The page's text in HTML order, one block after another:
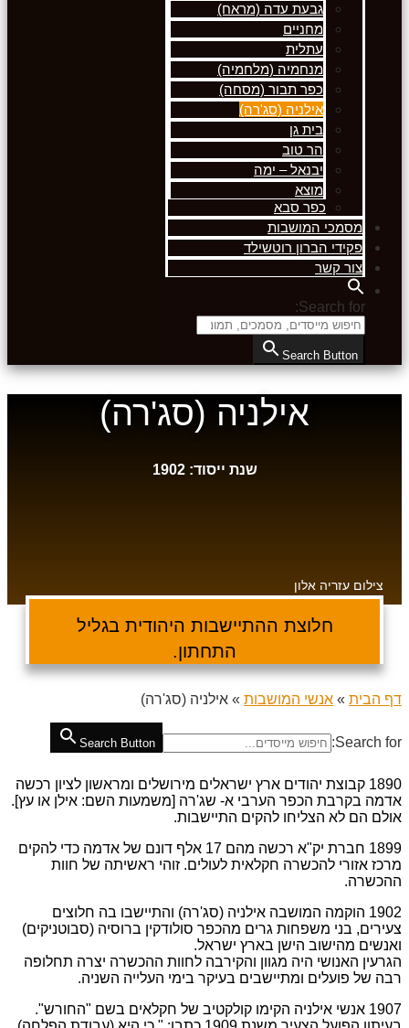
גבעת עדה (מראח)
מחניים
עתלית
מנחמיה (מלחמיה)
כפר תבור (מסחה)
אילניה (סג'רה)
בית גן
הר טוב
יבנאל – ימה
מוצא
כפר סבא
מסמכי המושבות
פקידי הברון רוטשילד
צור קשר
Search for:
Search Button
אילניה (סג'רה)
שנת ייסוד: 1902
צילום עזריה אלון
חלוצת ההתיישבות היהודית בגליל
התחתון.
דף הבית » אנשי המושבות » אילניה (סג'רה)
Search for:
Search Button
1890 קבוצת יהודים ארץ ישראלים מירושלים ומראשון לציון רכשה
אדמה בקרבת הכפר הערבי א- שג'רה [משמעות השם: אילן או עץ].
אולם הם לא הצליחו להקים התיישבות.
1899 חברת יק"א רכשה מהם 17 אלף דונם של אדמה כדי להקים
מרכז אזורי להכשרה חקלאית לעולים. זוהי ראשיתה של חוות
ההכשרה.
1902 הוקמה המושבה אילניה (סג'רה) והתיישבו בה חלוצים
צעירים, בני משפחות גרים מהכפר סולודקין ברוסיה (סבוטניקים)
ואנשים מהישוב הישן בארץ ישראל.
הגרעין האנושי היה מגוון והקירבה לחוות ההכשרה יצרה תחלופה
רבה של פועלים ומתיישבים בעיקר בימי העלייה השניה.
1907 אנשי אילניה הקימו קולקטיב של חקלאים בשם "החורש".